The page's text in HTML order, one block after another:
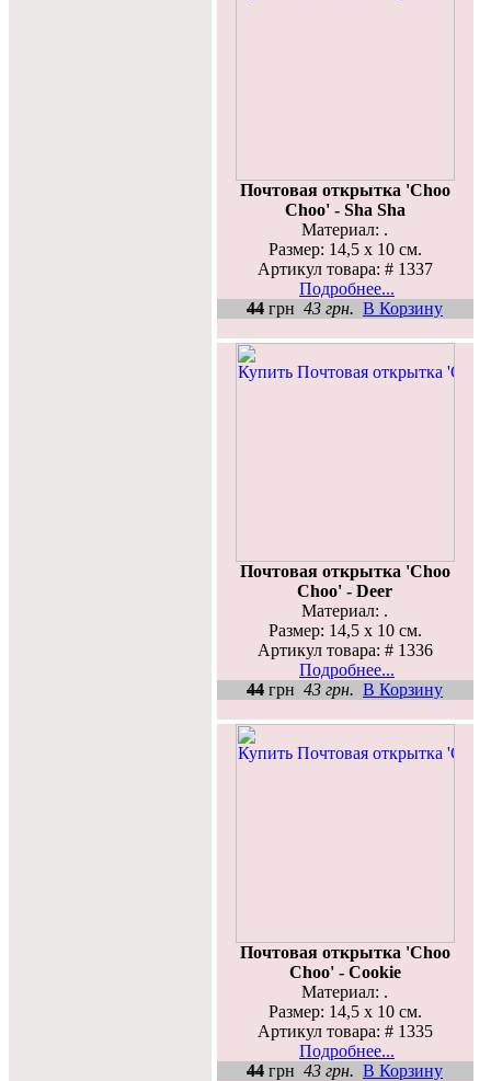
Почтовая открытка 'Choo
Choo' - Sha Sha
Материал: .
Размер: 14,5 х 10 см.
Артикул товара: # 1337
Подробнее...
44 грн 43 грн. В Корзину
Почтовая открытка 'Choo
Choo' - Deer
Материал: .
Размер: 14,5 х 10 см.
Артикул товара: # 1336
Подробнее...
44 грн 43 грн. В Корзину
Почтовая открытка 'Choo
Choo' - Cookie
Материал: .
Размер: 14,5 х 10 см.
Артикул товара: # 1335
Подробнее...
44 грн 43 грн. В Корзину